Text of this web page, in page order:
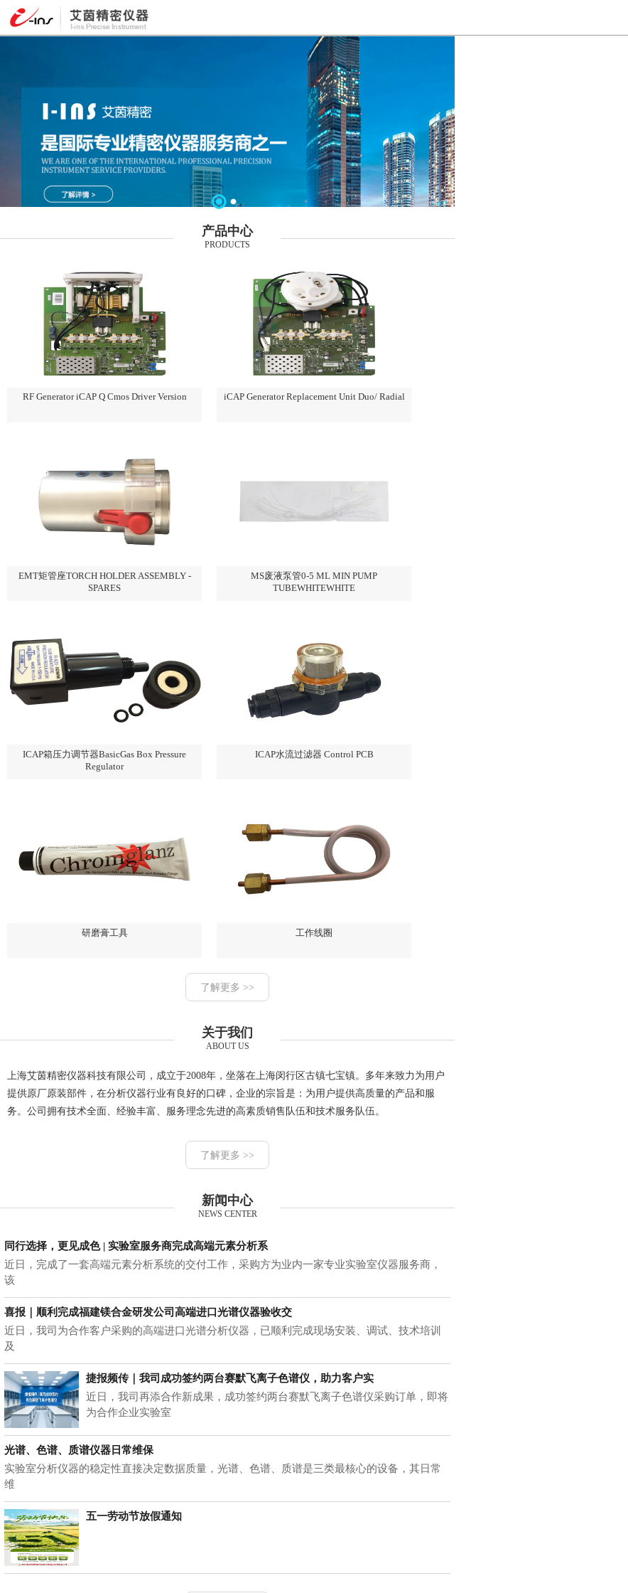
产品中心
PRODUCTS
RF Generator iCAP Q Cmos Driver Version iCAP Generator Replacement Unit Duo/ Radial
EMT矩管座TORCH HOLDER ASSEMBLY -
SPARES
MS废液泵管0-5 ML MIN PUMP
TUBEWHITEWHITE
ICAP箱压力调节器BasicGas Box Pressure
Regulator
ICAP水流过滤器 Control PCB
研磨膏工具 工作线圈
了解更多 >>
关于我们
ABOUT US
上海艾茵精密仪器科技有限公司，成立于2008年，坐落在上海闵行区古镇七宝镇。多年来致力为用户
提供原厂原装部件，在分析仪器行业有良好的口碑，企业的宗旨是：为用户提供高质量的产品和服
务。公司拥有技术全面、经验丰富、服务理念先进的高素质销售队伍和技术服务队伍。
了解更多 >>
新闻中心
NEWS CENTER
同行选择，更见成色 | 实验室服务商完成高端元素分析系
近日，完成了一套高端元素分析系统的交付工作，采购方为业内一家专业实验室仪器服务商，
该
喜报｜顺利完成福建镁合金研发公司高端进口光谱仪器验收交
近日，我司为合作客户采购的高端进口光谱分析仪器，已顺利完成现场安装、调试、技术培训
及
捷报频传｜我司成功签约两台赛默飞离子色谱仪，助力客户实
近日，我司再添合作新成果，成功签约两台赛默飞离子色谱仪采购订单，即将
为合作企业实验室
光谱、色谱、质谱仪器日常维保
实验室分析仪器的稳定性直接决定数据质量，光谱、色谱、质谱是三类最核心的设备，其日常
维
五一劳动节放假通知